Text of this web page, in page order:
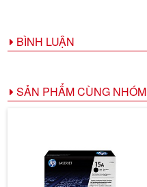
BÌNH LUẬN
SẢN PHẨM CÙNG NHÓM